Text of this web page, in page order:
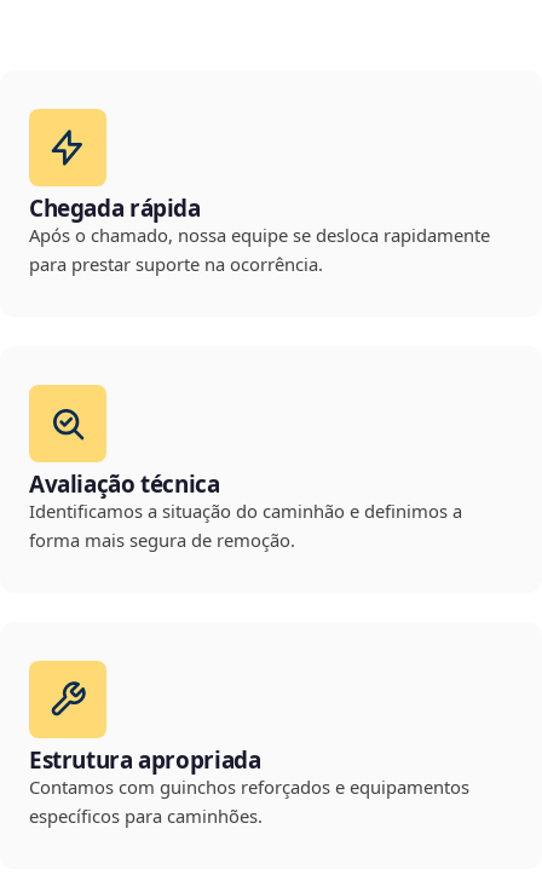
Chegada rápida
Após o chamado, nossa equipe se desloca rapidamente
para prestar suporte na ocorrência.
Avaliação técnica
Identificamos a situação do caminhão e definimos a
forma mais segura de remoção.
Estrutura apropriada
Contamos com guinchos reforçados e equipamentos
específicos para caminhões.